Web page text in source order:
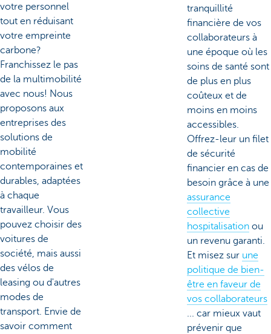
votre personnel
tout en réduisant
votre empreinte
carbone?
Franchissez le pas
de la multimobilité
avec nous! Nous
proposons aux
entreprises des
solutions de
mobilité
contemporaines et
durables, adaptées
à chaque
travailleur. Vous
pouvez choisir des
voitures de
société, mais aussi
des vélos de
leasing ou d'autres
modes de
transport. Envie de
savoir comment
tranquillité
financière de vos
collaborateurs à
une époque où les
soins de santé sont
de plus en plus
coûteux et de
moins en moins
accessibles.
Offrez-leur un filet
de sécurité
financier en cas de
besoin grâce à une
assurance
collective
hospitalisation ou
un revenu garanti.
Et misez sur une
politique de bien-
être en faveur de
vos collaborateurs
... car mieux vaut
prévenir que